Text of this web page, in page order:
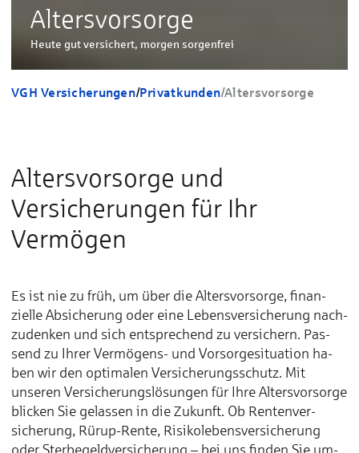
Altersvorsorge
Heute gut versichert, morgen sorgenfrei
VGH Versicherungen/Privatkunden/Altersvorsorge
Altersvorsorge und
Versicherungen für Ihr
Vermögen
Es ist nie zu früh, um über die Alters­vor­sorge, finan­
zielle Ab­sicherung oder eine Lebens­ver­sicherung nach­
zu­denken und sich ent­sprechend zu ver­sichern. Pas­
send zu Ihrer Vermögens- und Vor­sorge­situation ha­
ben wir den opti­malen Ver­sicherungs­schutz. Mit
unseren Ver­sicherungs­lösungen für Ihre Alters­vor­sorge
blic­ken Sie ge­las­sen in die Zu­kunft. Ob Renten­ver­
sicherung, Rürup-Rente, Risiko­lebens­ver­sicherung
oder Sterbe­geld­ver­sicherung – bei uns fin­den Sie um­